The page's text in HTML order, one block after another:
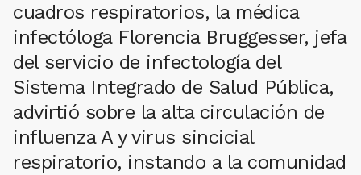
cuadros respiratorios, la médica
infectóloga Florencia Bruggesser, jefa
del servicio de infectología del
Sistema Integrado de Salud Pública,
advirtió sobre la alta circulación de
influenza A y virus sincicial
respiratorio, instando a la comunidad